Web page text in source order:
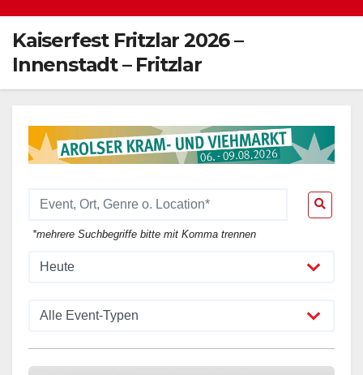
Kaiserfest Fritzlar 2026 –
Innenstadt – Fritzlar
*mehrere Suchbegriffe bitte mit Komma trennen